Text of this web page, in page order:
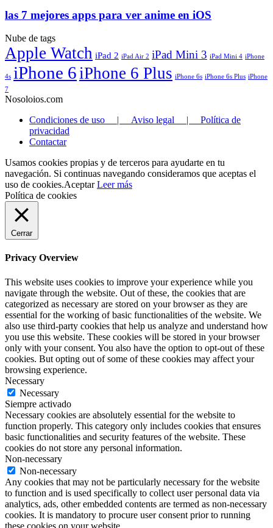
las 7 mejores apps para ver anime en iOS
Nube de tags
Apple Watch iPad 2 iPad Air 2 iPad Mini 3 iPad Mini 4 iPhone
4s iPhone 6iPhone 6 Plus iPhone 6s iPhone 6s Plus iPhone
7
Nosoloios.com
Condiciones de uso | Aviso legal | Política de
privacidad
Contactar
Usamos cookies propias y de terceros para ayudarte en tu
navegación. Si continuas navegando consideramos que aceptas el
uso de cookies.Aceptar Leer más
Política de cookies
Cerrar
Privacy Overview
This website uses cookies to improve your experience while you
navigate through the website. Out of these, the cookies that are
categorized as necessary are stored on your browser as they are
essential for the working of basic functionalities of the website. We
also use third-party cookies that help us analyze and understand how
you use this website. These cookies will be stored in your browser
only with your consent. You also have the option to opt-out of these
cookies. But opting out of some of these cookies may affect your
browsing experience.
Necessary
Necessary
Siempre activado
Necessary cookies are absolutely essential for the website to
function properly. This category only includes cookies that ensures
basic functionalities and security features of the website. These
cookies do not store any personal information.
Non-necessary
Non-necessary
Any cookies that may not be particularly necessary for the website
to function and is used specifically to collect user personal data via
analytics, ads, other embedded contents are termed as non-necessary
cookies. It is mandatory to procure user consent prior to running
these cookies on your website.